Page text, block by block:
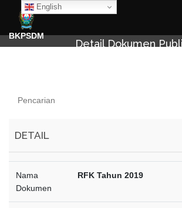
English
BKPSDM
Detail Dokumen
DETAIL
Nama
Dokumen
RFK Tahun 2019